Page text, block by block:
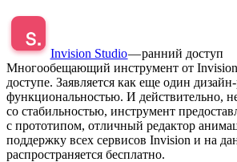
Invision Studio— ранний доступ
Многообещающий инструмент от Invision
доступе. Заявляется как еще один
функциональностью. И действительно,
со стабильностью, инструмент
с прототипом, отличный редактор
поддержку всех сервисов Invision и на
распространяется бесплатно.